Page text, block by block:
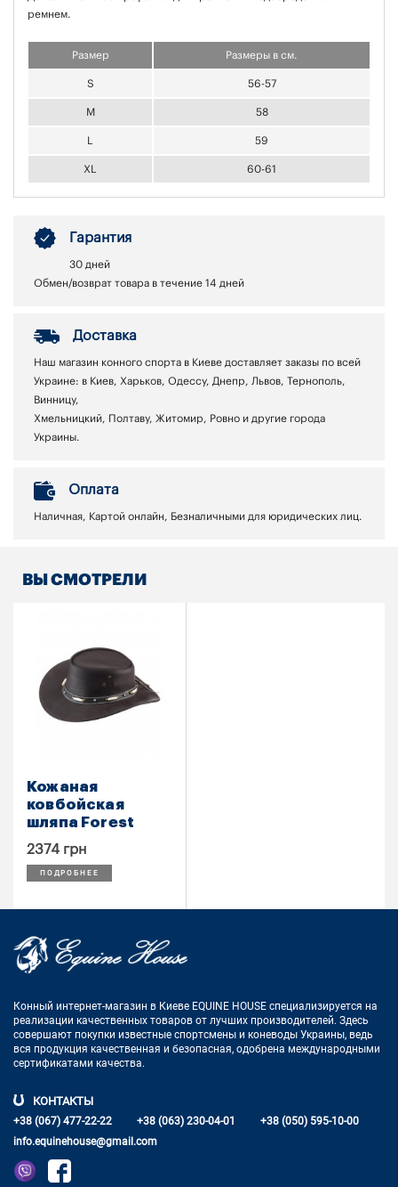
ремнем.
Размер Размеры в см.
S 56-57
M 58
L 59
XL 60-61
Гарантия
30 дней
Обмен/возврат товара в течение 14 дней
Доставка
Наш магазин конного спорта в Киеве доставляет заказы по всей
Украине: в Киев, Харьков, Одессу, Днепр, Львов, Тернополь,
Винницу,
Хмельницкий, Полтаву, Житомир, Ровно и другие города
Украины.
Оплата
Наличная, Картой онлайн, Безналичными для юридических лиц.
ВЫ СМОТРЕЛИ
Кожаная
ковбойская
шляпа Forest
2374 грн
ПОДРОБНЕЕ
Конный интернет-магазин в Киеве EQUINE HOUSE специализируется на
реализации качественных товаров от лучших производителей. Здесь
совершают покупки известные спортсмены и коневоды Украины, ведь
вся продукция качественная и безопасная, одобрена международными
сертификатами качества.
КОНТАКТЫ
+38 (067) 477-22-22 +38 (063) 230-04-01
+38 (050) 595-10-00
info.equinehouse@gmail.com